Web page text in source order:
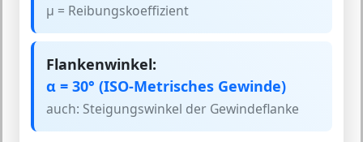
μ = Reibungskoeffizient
Flankenwinkel:
α = 30° (ISO-Metrisches Gewinde)
auch: Steigungswinkel der Gewindeflanke